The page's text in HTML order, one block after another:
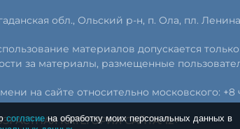
обл., Ольский р-н, п. Ола, пл.
материалов допускается
за материалы, размещенные
на сайте относительно московского: +8
КАТЕГОРИЯ САЙТА: 12+
согласиена обработку моих персональных данных в